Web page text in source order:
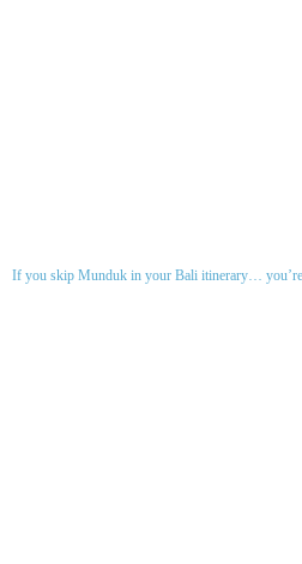
If you skip Munduk in your Bali itinerary… you’re